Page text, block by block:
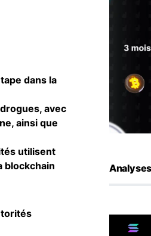
dans la
avec
ainsi que
utilisent
blockchain